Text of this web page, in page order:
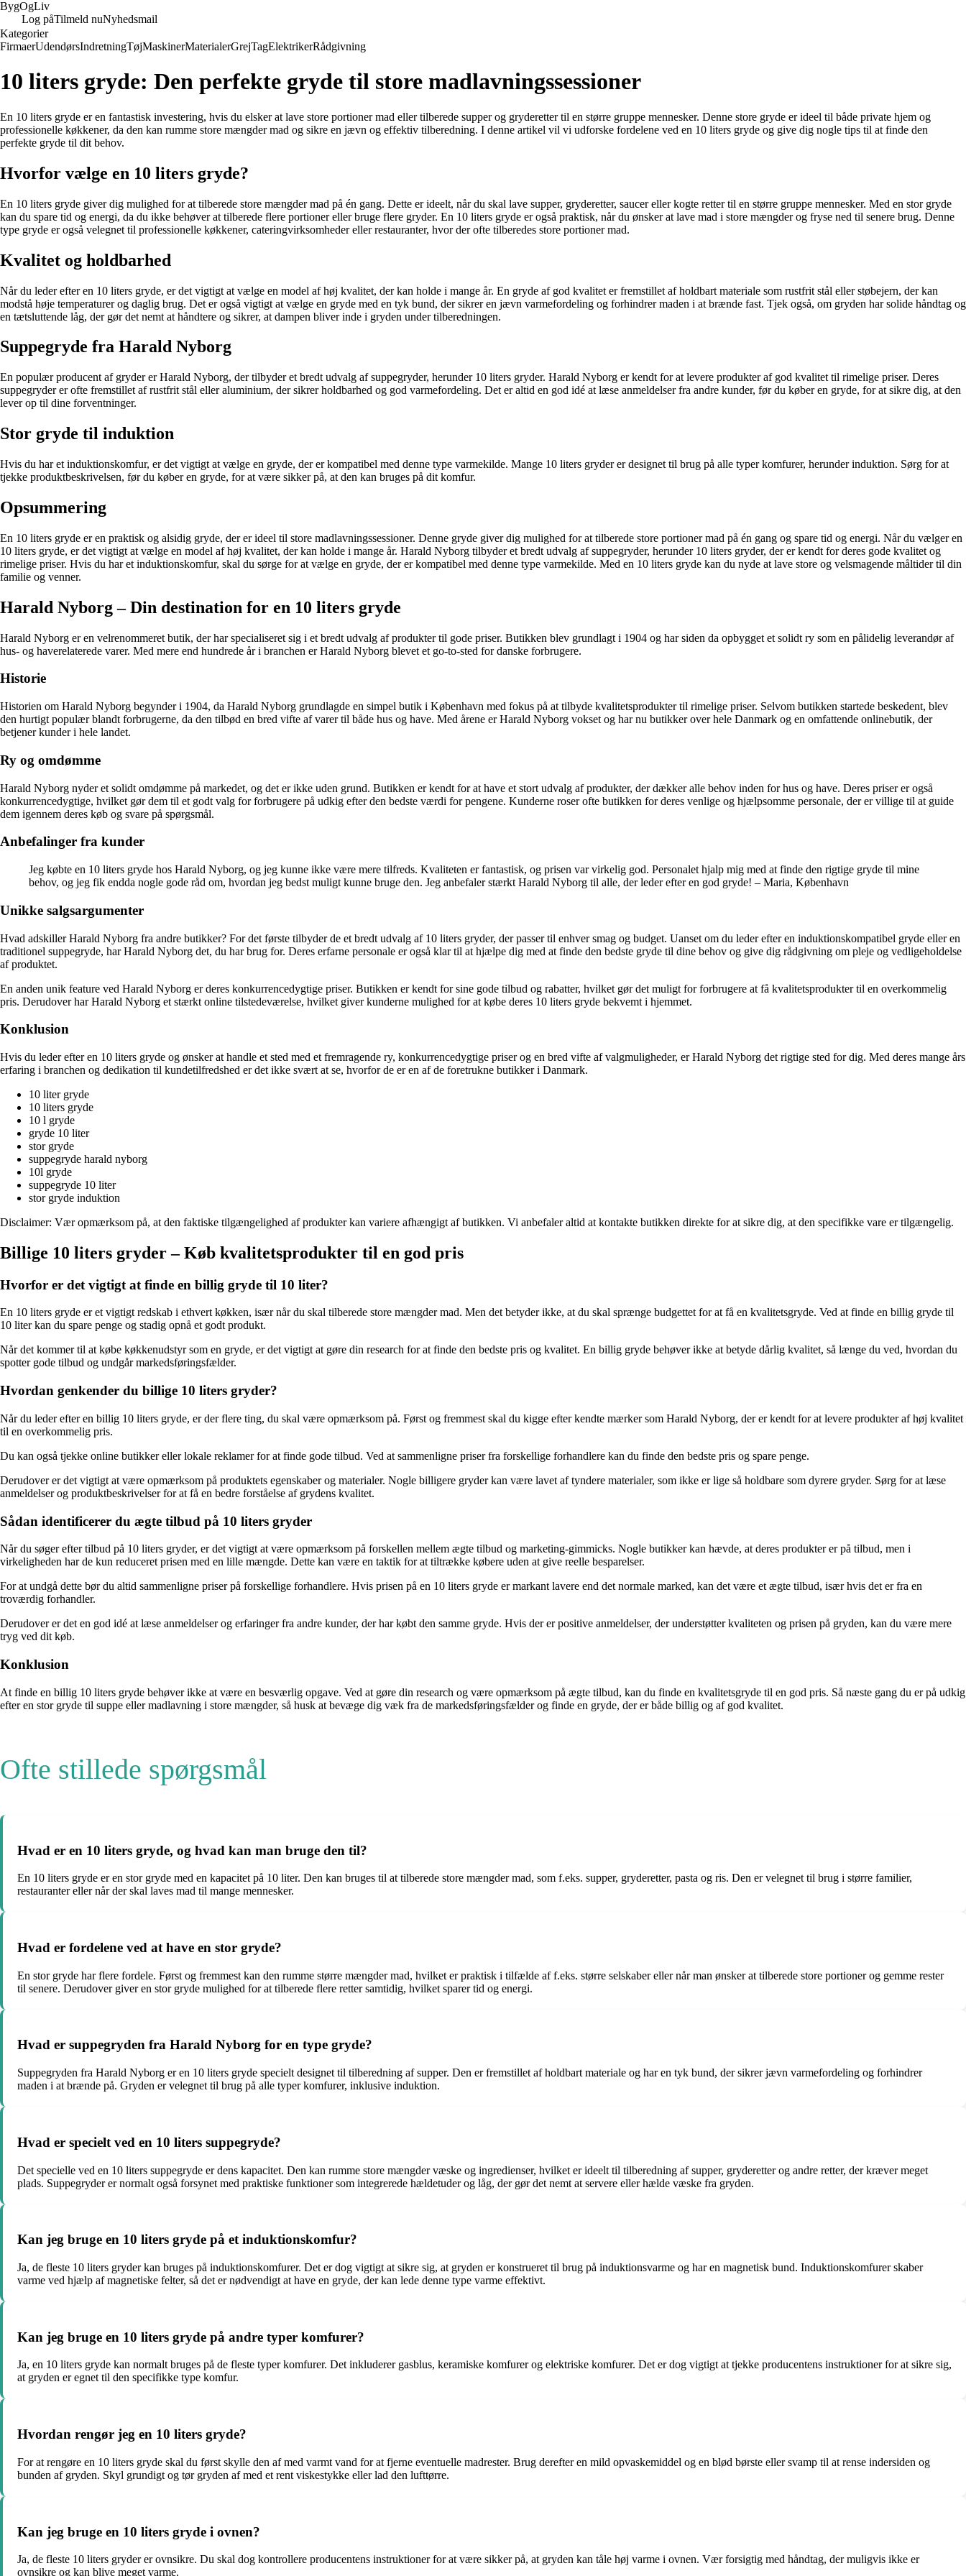
BygOgLiv
Log påTilmeld nuNyhedsmail
Kategorier
FirmaerUdendørsIndretningTøjMaskinerMaterialerGrejTagElektrikerRådgivning
10 liters gryde: Den perfekte gryde til store madlavningssessioner
En 10 liters gryde er en fantastisk investering, hvis du elsker at lave store portioner mad eller tilberede supper og gryderetter til en større gruppe mennesker. Denne store gryde er ideel til både private hjem og
professionelle køkkener, da den kan rumme store mængder mad og sikre en jævn og effektiv tilberedning. I denne artikel vil vi udforske fordelene ved en 10 liters gryde og give dig nogle tips til at finde den
perfekte gryde til dit behov.
Hvorfor vælge en 10 liters gryde?
En 10 liters gryde giver dig mulighed for at tilberede store mængder mad på én gang. Dette er ideelt, når du skal lave supper, gryderetter, saucer eller kogte retter til en større gruppe mennesker. Med en stor gryde
kan du spare tid og energi, da du ikke behøver at tilberede flere portioner eller bruge flere gryder. En 10 liters gryde er også praktisk, når du ønsker at lave mad i store mængder og fryse ned til senere brug. Denne
type gryde er også velegnet til professionelle køkkener, cateringvirksomheder eller restauranter, hvor der ofte tilberedes store portioner mad.
Kvalitet og holdbarhed
Når du leder efter en 10 liters gryde, er det vigtigt at vælge en model af høj kvalitet, der kan holde i mange år. En gryde af god kvalitet er fremstillet af holdbart materiale som rustfrit stål eller støbejern, der kan
modstå høje temperaturer og daglig brug. Det er også vigtigt at vælge en gryde med en tyk bund, der sikrer en jævn varmefordeling og forhindrer maden i at brænde fast. Tjek også, om gryden har solide håndtag og
en tætsluttende låg, der gør det nemt at håndtere og sikrer, at dampen bliver inde i gryden under tilberedningen.
Suppegryde fra Harald Nyborg
En populær producent af gryder er Harald Nyborg, der tilbyder et bredt udvalg af suppegryder, herunder 10 liters gryder. Harald Nyborg er kendt for at levere produkter af god kvalitet til rimelige priser. Deres
suppegryder er ofte fremstillet af rustfrit stål eller aluminium, der sikrer holdbarhed og god varmefordeling. Det er altid en god idé at læse anmeldelser fra andre kunder, før du køber en gryde, for at sikre dig, at den
lever op til dine forventninger.
Stor gryde til induktion
Hvis du har et induktionskomfur, er det vigtigt at vælge en gryde, der er kompatibel med denne type varmekilde. Mange 10 liters gryder er designet til brug på alle typer komfurer, herunder induktion. Sørg for at
tjekke produktbeskrivelsen, før du køber en gryde, for at være sikker på, at den kan bruges på dit komfur.
Opsummering
En 10 liters gryde er en praktisk og alsidig gryde, der er ideel til store madlavningssessioner. Denne gryde giver dig mulighed for at tilberede store portioner mad på én gang og spare tid og energi. Når du vælger en
10 liters gryde, er det vigtigt at vælge en model af høj kvalitet, der kan holde i mange år. Harald Nyborg tilbyder et bredt udvalg af suppegryder, herunder 10 liters gryder, der er kendt for deres gode kvalitet og
rimelige priser. Hvis du har et induktionskomfur, skal du sørge for at vælge en gryde, der er kompatibel med denne type varmekilde. Med en 10 liters gryde kan du nyde at lave store og velsmagende måltider til din
familie og venner.
Harald Nyborg – Din destination for en 10 liters gryde
Harald Nyborg er en velrenommeret butik, der har specialiseret sig i et bredt udvalg af produkter til gode priser. Butikken blev grundlagt i 1904 og har siden da opbygget et solidt ry som en pålidelig leverandør af
hus- og haverelaterede varer. Med mere end hundrede år i branchen er Harald Nyborg blevet et go-to-sted for danske forbrugere.
Historie
Historien om Harald Nyborg begynder i 1904, da Harald Nyborg grundlagde en simpel butik i København med fokus på at tilbyde kvalitetsprodukter til rimelige priser. Selvom butikken startede beskedent, blev
den hurtigt populær blandt forbrugerne, da den tilbød en bred vifte af varer til både hus og have. Med årene er Harald Nyborg vokset og har nu butikker over hele Danmark og en omfattende onlinebutik, der
betjener kunder i hele landet.
Ry og omdømme
Harald Nyborg nyder et solidt omdømme på markedet, og det er ikke uden grund. Butikken er kendt for at have et stort udvalg af produkter, der dækker alle behov inden for hus og have. Deres priser er også
konkurrencedygtige, hvilket gør dem til et godt valg for forbrugere på udkig efter den bedste værdi for pengene. Kunderne roser ofte butikken for deres venlige og hjælpsomme personale, der er villige til at guide
dem igennem deres køb og svare på spørgsmål.
Anbefalinger fra kunder
Jeg købte en 10 liters gryde hos Harald Nyborg, og jeg kunne ikke være mere tilfreds. Kvaliteten er fantastisk, og prisen var virkelig god. Personalet hjalp mig med at finde den rigtige gryde til mine
behov, og jeg fik endda nogle gode råd om, hvordan jeg bedst muligt kunne bruge den. Jeg anbefaler stærkt Harald Nyborg til alle, der leder efter en god gryde! – Maria, København
Unikke salgsargumenter
Hvad adskiller Harald Nyborg fra andre butikker? For det første tilbyder de et bredt udvalg af 10 liters gryder, der passer til enhver smag og budget. Uanset om du leder efter en induktionskompatibel gryde eller en
traditionel suppegryde, har Harald Nyborg det, du har brug for. Deres erfarne personale er også klar til at hjælpe dig med at finde den bedste gryde til dine behov og give dig rådgivning om pleje og vedligeholdelse
af produktet.
En anden unik feature ved Harald Nyborg er deres konkurrencedygtige priser. Butikken er kendt for sine gode tilbud og rabatter, hvilket gør det muligt for forbrugere at få kvalitetsprodukter til en overkommelig
pris. Derudover har Harald Nyborg et stærkt online tilstedeværelse, hvilket giver kunderne mulighed for at købe deres 10 liters gryde bekvemt i hjemmet.
Konklusion
Hvis du leder efter en 10 liters gryde og ønsker at handle et sted med et fremragende ry, konkurrencedygtige priser og en bred vifte af valgmuligheder, er Harald Nyborg det rigtige sted for dig. Med deres mange års
erfaring i branchen og dedikation til kundetilfredshed er det ikke svært at se, hvorfor de er en af de foretrukne butikker i Danmark.
10 liter gryde
10 liters gryde
10 l gryde
gryde 10 liter
stor gryde
suppegryde harald nyborg
10l gryde
suppegryde 10 liter
stor gryde induktion
Disclaimer: Vær opmærksom på, at den faktiske tilgængelighed af produkter kan variere afhængigt af butikken. Vi anbefaler altid at kontakte butikken direkte for at sikre dig, at den specifikke vare er tilgængelig.
Billige 10 liters gryder – Køb kvalitetsprodukter til en god pris
Hvorfor er det vigtigt at finde en billig gryde til 10 liter?
En 10 liters gryde er et vigtigt redskab i ethvert køkken, især når du skal tilberede store mængder mad. Men det betyder ikke, at du skal sprænge budgettet for at få en kvalitetsgryde. Ved at finde en billig gryde til
10 liter kan du spare penge og stadig opnå et godt produkt.
Når det kommer til at købe køkkenudstyr som en gryde, er det vigtigt at gøre din research for at finde den bedste pris og kvalitet. En billig gryde behøver ikke at betyde dårlig kvalitet, så længe du ved, hvordan du
spotter gode tilbud og undgår markedsføringsfælder.
Hvordan genkender du billige 10 liters gryder?
Når du leder efter en billig 10 liters gryde, er der flere ting, du skal være opmærksom på. Først og fremmest skal du kigge efter kendte mærker som Harald Nyborg, der er kendt for at levere produkter af høj kvalitet
til en overkommelig pris.
Du kan også tjekke online butikker eller lokale reklamer for at finde gode tilbud. Ved at sammenligne priser fra forskellige forhandlere kan du finde den bedste pris og spare penge.
Derudover er det vigtigt at være opmærksom på produktets egenskaber og materialer. Nogle billigere gryder kan være lavet af tyndere materialer, som ikke er lige så holdbare som dyrere gryder. Sørg for at læse
anmeldelser og produktbeskrivelser for at få en bedre forståelse af grydens kvalitet.
Sådan identificerer du ægte tilbud på 10 liters gryder
Når du søger efter tilbud på 10 liters gryder, er det vigtigt at være opmærksom på forskellen mellem ægte tilbud og marketing-gimmicks. Nogle butikker kan hævde, at deres produkter er på tilbud, men i
virkeligheden har de kun reduceret prisen med en lille mængde. Dette kan være en taktik for at tiltrække købere uden at give reelle besparelser.
For at undgå dette bør du altid sammenligne priser på forskellige forhandlere. Hvis prisen på en 10 liters gryde er markant lavere end det normale marked, kan det være et ægte tilbud, især hvis det er fra en
troværdig forhandler.
Derudover er det en god idé at læse anmeldelser og erfaringer fra andre kunder, der har købt den samme gryde. Hvis der er positive anmeldelser, der understøtter kvaliteten og prisen på gryden, kan du være mere
tryg ved dit køb.
Konklusion
At finde en billig 10 liters gryde behøver ikke at være en besværlig opgave. Ved at gøre din research og være opmærksom på ægte tilbud, kan du finde en kvalitetsgryde til en god pris. Så næste gang du er på udkig
efter en stor gryde til suppe eller madlavning i store mængder, så husk at bevæge dig væk fra de markedsføringsfælder og finde en gryde, der er både billig og af god kvalitet.
Ofte stillede spørgsmål
Hvad er en 10 liters gryde, og hvad kan man bruge den til?
En 10 liters gryde er en stor gryde med en kapacitet på 10 liter. Den kan bruges til at tilberede store mængder mad, som f.eks. supper, gryderetter, pasta og ris. Den er velegnet til brug i større familier,
restauranter eller når der skal laves mad til mange mennesker.
Hvad er fordelene ved at have en stor gryde?
En stor gryde har flere fordele. Først og fremmest kan den rumme større mængder mad, hvilket er praktisk i tilfælde af f.eks. større selskaber eller når man ønsker at tilberede store portioner og gemme rester
til senere. Derudover giver en stor gryde mulighed for at tilberede flere retter samtidig, hvilket sparer tid og energi.
Hvad er suppegryden fra Harald Nyborg for en type gryde?
Suppegryden fra Harald Nyborg er en 10 liters gryde specielt designet til tilberedning af supper. Den er fremstillet af holdbart materiale og har en tyk bund, der sikrer jævn varmefordeling og forhindrer
maden i at brænde på. Gryden er velegnet til brug på alle typer komfurer, inklusive induktion.
Hvad er specielt ved en 10 liters suppegryde?
Det specielle ved en 10 liters suppegryde er dens kapacitet. Den kan rumme store mængder væske og ingredienser, hvilket er ideelt til tilberedning af supper, gryderetter og andre retter, der kræver meget
plads. Suppegryder er normalt også forsynet med praktiske funktioner som integrerede hældetuder og låg, der gør det nemt at servere eller hælde væske fra gryden.
Kan jeg bruge en 10 liters gryde på et induktionskomfur?
Ja, de fleste 10 liters gryder kan bruges på induktionskomfurer. Det er dog vigtigt at sikre sig, at gryden er konstrueret til brug på induktionsvarme og har en magnetisk bund. Induktionskomfurer skaber
varme ved hjælp af magnetiske felter, så det er nødvendigt at have en gryde, der kan lede denne type varme effektivt.
Kan jeg bruge en 10 liters gryde på andre typer komfurer?
Ja, en 10 liters gryde kan normalt bruges på de fleste typer komfurer. Det inkluderer gasblus, keramiske komfurer og elektriske komfurer. Det er dog vigtigt at tjekke producentens instruktioner for at sikre sig,
at gryden er egnet til den specifikke type komfur.
Hvordan rengør jeg en 10 liters gryde?
For at rengøre en 10 liters gryde skal du først skylle den af med varmt vand for at fjerne eventuelle madrester. Brug derefter en mild opvaskemiddel og en blød børste eller svamp til at rense indersiden og
bunden af gryden. Skyl grundigt og tør gryden af med et rent viskestykke eller lad den lufttørre.
Kan jeg bruge en 10 liters gryde i ovnen?
Ja, de fleste 10 liters gryder er ovnsikre. Du skal dog kontrollere producentens instruktioner for at være sikker på, at gryden kan tåle høj varme i ovnen. Vær forsigtig med håndtag, der muligvis ikke er
ovnsikre og kan blive meget varme.